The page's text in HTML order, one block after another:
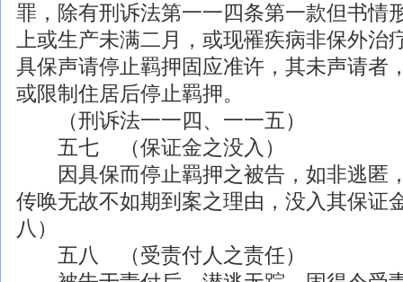
罪，除有刑诉法第一一四条第一款但书情
上或生产未满二月，或现罹疾病非保外治
具保声请停止羁押固应准许，其未声请者
或限制住居后停止羁押。
（刑诉法一一四、一一五）
五七 （保证金之没入）
因具保而停止羁押之被告，如非逃匿
传唤无故不如期到案之理由，没入其保证
八）
五八 （受责付人之责任）